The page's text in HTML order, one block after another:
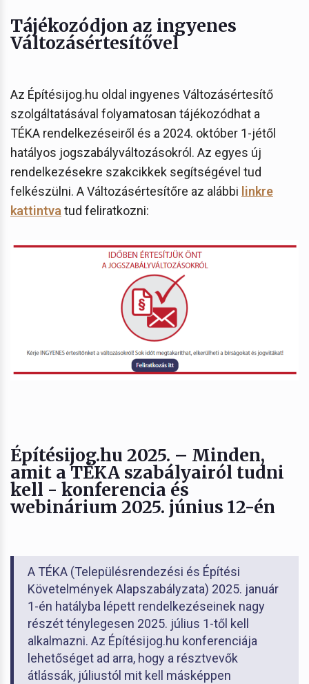
Tájékozódjon az ingyenes
Változásértesítővel
Az Építésijog.hu oldal ingyenes Változásértesítő
szolgáltatásával folyamatosan tájékozódhat a
TÉKA rendelkezéseiről és a 2024. október 1-jétől
hatályos jogszabályváltozásokról. Az egyes új
rendelkezésekre szakcikkek segítségével tud
felkészülni. A Változásértesítőre az alábbi linkre
kattintva tud feliratkozni:
Építésijog.hu 2025. – Minden,
amit a TÉKA szabályairól tudni
kell - konferencia és
webinárium 2025. június 12-én
A TÉKA (Településrendezési és Építési
Követelmények Alapszabályzata) 2025. január
1-én hatályba lépett rendelkezéseinek nagy
részét ténylegesen 2025. július 1-től kell
alkalmazni. Az Építésijog.hu konferenciája
lehetőséget ad arra, hogy a résztvevők
átlássák, júliustól mit kell másképpen